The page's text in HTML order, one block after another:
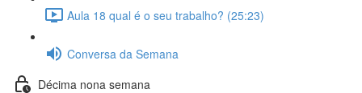
Aula 18 qual é o seu trabalho? (25:23)
Conversa da Semana
Décima nona semana